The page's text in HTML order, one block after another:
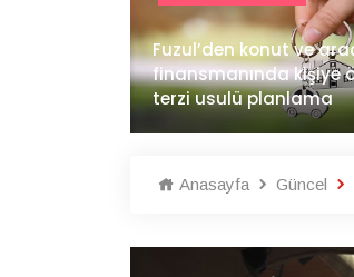
İv Kandilli'de yaşam
yakında başlıyor
Anasayfa Güncel